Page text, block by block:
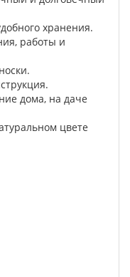
хранения.
работы и
дома, на даче
цвете